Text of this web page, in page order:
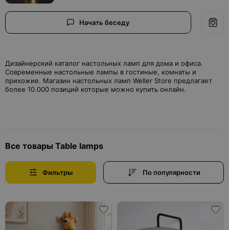
Начать беседу
Дизайнерский каталог настольных ламп для дома и офиса.
Современные настольные лампы в гостиные, комнаты и
прихожие. Магазин настольных ламп Weller Store предлагает
более 10.000 позиций которые можно купить онлайн.
Все товары Table lamps
Фильтры По популярности